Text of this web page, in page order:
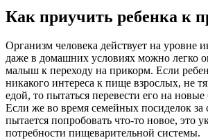
Как приучить ребенка к
Организм человека действует на уровне
даже в домашних условиях можно легко
малыш к переходу на прикорм. Если
никакого интереса к пище взрослых, не
едой, то пытаться перевести его на
Если же во время семейных посиделок за
пытается попробовать что-то новое, это
потребности пищеварительной системы.